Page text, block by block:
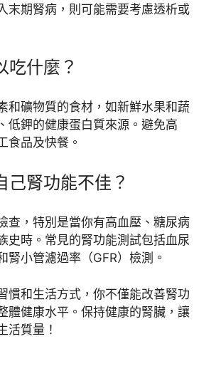
末期腎病，則可能需要考慮透析或
吃什麼？
和礦物質的食材，如新鮮水果和蔬
低鉀的健康蛋白質來源。避免高
食品及快餐。
己腎功能不佳？
查，特別是當你有高血壓、糖尿病
史時。常見的腎功能測試包括血尿
腎小管濾過率（GFR）檢測。
慣和生活方式，你不僅能改善腎功
體健康水平。保持健康的腎臟，讓
活質量！